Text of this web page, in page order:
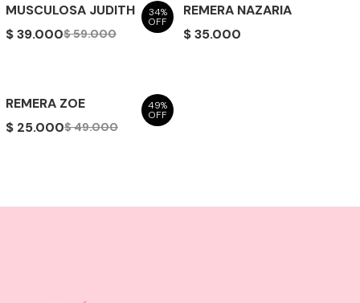
34%
OFF
MUSCULOSA JUDITH
$ 39.000$ 59.000
REMERA NAZARIA
$ 35.000
49%
OFF
REMERA ZOE
$ 25.000$ 49.000